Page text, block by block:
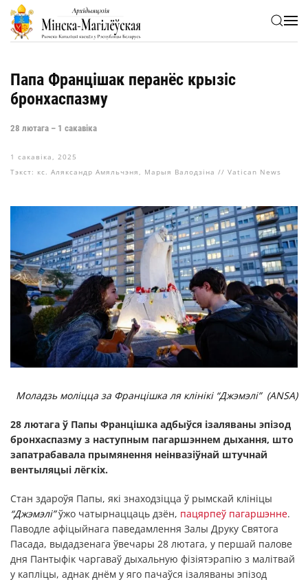
Skip to main content
Папа Францішак перанёс крызіс
бронхаспазму
28 лютага – 1 сакавіка
1 сакавіка, 2025
Тэкст: кс. Аляксандр Амяльчэня, Марыя Валодзіна // Vatican News
Моладзь моліцца за Францішка ля клінікі “Джэмэлі” (ANSA)
28 лютага ў Папы Францішка адбыўся ізаляваны эпізод
бронхаспазму з наступным пагаршэннем дыхання, што
запатрабавала прымянення неінвазіўнай штучнай
вентыляцыі лёгкіх.
Стан здароўя Папы, які знаходзіцца ў рымскай клініцы
“Джэмэлі”ўжо чатырнаццаць дзён, пацярпеў пагаршэнне.
Паводле афіцыйнага паведамлення Залы Друку Святога
Пасада, выдадзенага ўвечары 28 лютага, у першай палове
дня Пантыфік чаргаваў дыхальную фізіятэрапію з малітвай
у капліцы, аднак днём у яго пачаўся ізаляваны эпізод